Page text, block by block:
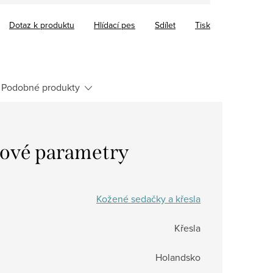
Tisk
Dotaz k produktu Hlídací pes Sdílet
Podobné produkty
parametry
Kožené sedačky a křesla
Křesla
Holandsko